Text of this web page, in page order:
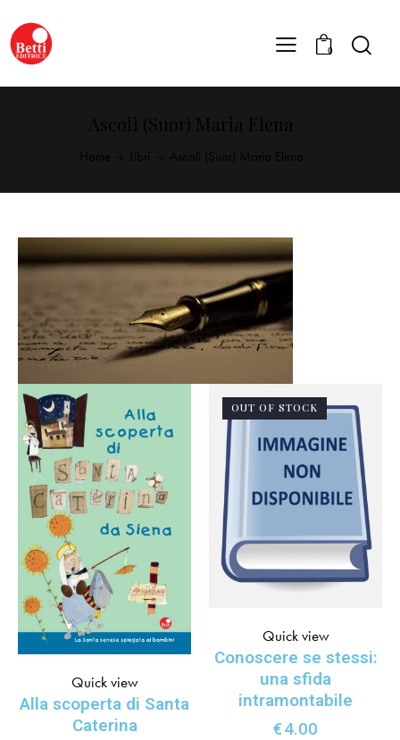
0
Alla scoperta di Santa
Caterina
Quick view
OUT OF STOCK
Conoscere se stessi:
una sfida
intramontabile
€4.00
Quick view